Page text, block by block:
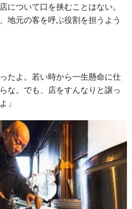
について口を挟むことはない。
地元の客を呼ぶ役割を担うよう
たよ。若い時から一生懸命に仕
な。でも、店をすんなりと譲っ
」